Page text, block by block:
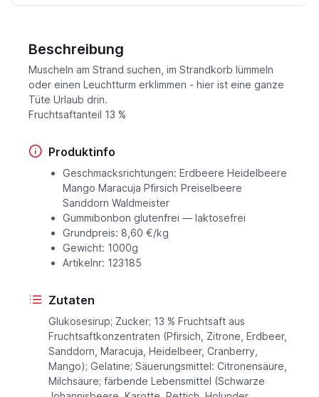
Beschreibung
Muscheln am Strand suchen, im Strandkorb lümmeln
oder einen Leuchtturm erklimmen - hier ist eine ganze
Tüte Urlaub drin.
Fruchtsaftanteil 13 %
Produktinfo
Geschmacksrichtungen: Erdbeere Heidelbeere
Mango Maracuja Pfirsich Preiselbeere
Sanddorn Waldmeister
Gummibonbon glutenfrei — laktosefrei
Grundpreis: 8,60 €/kg
Gewicht: 1000g
Artikelnr: 123185
Zutaten
Glukosesirup; Zucker; 13 % Fruchtsaft aus
Fruchtsaftkonzentraten (Pfirsich, Zitrone, Erdbeer,
Sanddorn, Maracuja, Heidelbeer, Cranberry,
Mango); Gelatine; Säuerungsmittel: Citronensäure,
Milchsäure; färbende Lebensmittel (Schwarze